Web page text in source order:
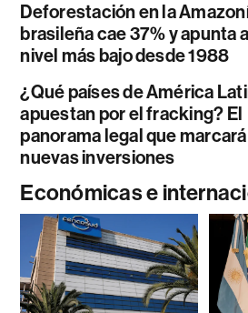
Deforestación en la
brasileña cae 37% y apunta
nivel más bajo desde 1988
¿Qué países de América
apuestan por el fracking? El
panorama legal que
nuevas inversiones
Económicas e